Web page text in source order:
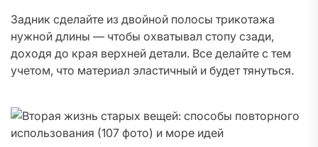
Задник сделайте из двойной полосы трикотажа
нужной длины — чтобы охватывал стопу сзади,
доходя до края верхней детали. Все делайте с тем
учетом, что материал эластичный и будет тянуться.